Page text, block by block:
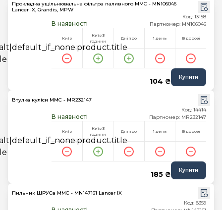
Прокладка ущільнювальна фільтра паливного MMC - MN106046
Lancer IX, Grandis, MPW
В наявності
Код: 13158
Партномер: MN106046
Київ
Київ 3
години
Дніпро 1 день В дорозі
104 ₴ Купити
Втулка куліси MMC - MR232147
В наявності
Код: 14414
Партномер: MR232147
Київ
Київ 3
години
Дніпро 1 день В дорозі
185 ₴ Купити
Пильник ШРУСа MMC - MN147161 Lancer IX
Код: 8359